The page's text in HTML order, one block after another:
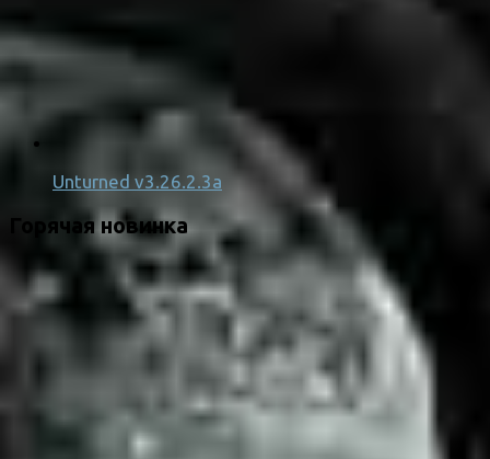
Unturned v3.26.2.3a
Горячая новинка